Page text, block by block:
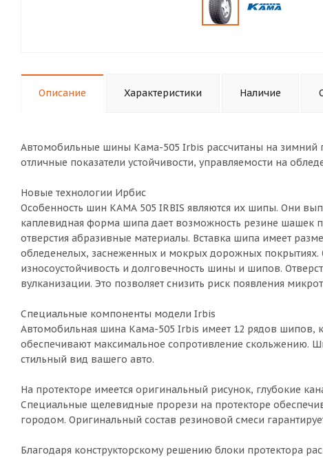
Описание Характеристики Наличие
Автомобильные шины Кама-505 Irbis рассчитаны на зимний
отличные показатели устойчивости, управляемости на
Новые технологии Ирбис
Особенность шин КАМА 505 IRBIS являются их шипы. Они
каплевидная форма шипа дает возможность резине шашек
отверстия абразивные материалы. Вставка шипа имеет
обледенелых, заснеженных и мокрых дорожных покрытиях.
износоустойчивость и долговечность шины и шипов.
вулканизации. Это позволяет снизить риск появления
Специальные компоненты модели Irbis
Автомобильная шина Кама-505 Irbis имеет 12 рядов шипов,
обеспечивают максимальное сопротивление скольжению.
стильный вид вашего авто.
На протекторе имеется оригинальный рисунок, глубокие
Специальные щелевидные прорези на протекторе
городом. Оригинальный состав резиновой смеси
Благодаря конструкторскому решению блоки протектора